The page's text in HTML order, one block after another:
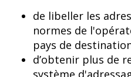
de libeller les
normes de
pays de
d’obtenir plus de